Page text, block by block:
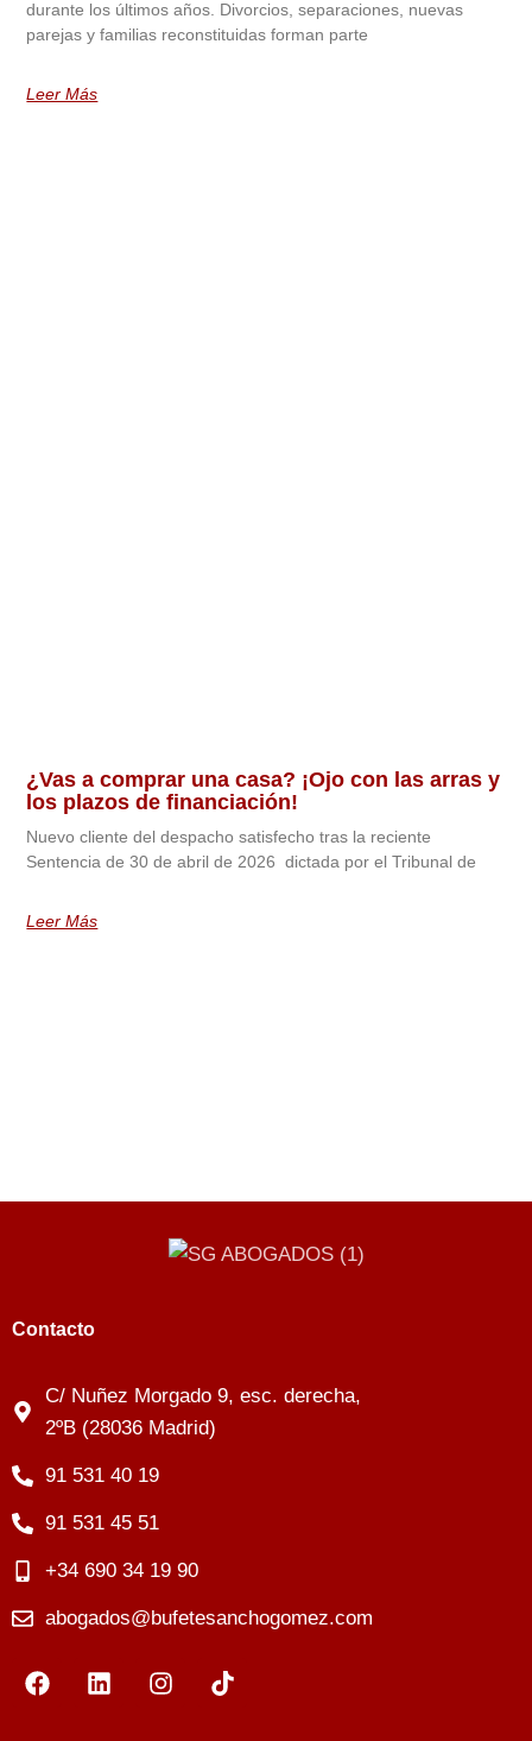
durante los últimos años. Divorcios, separaciones, nuevas
parejas y familias reconstituidas forman parte
Leer Más
¿Vas a comprar una casa? ¡Ojo con las arras y
los plazos de financiación!
Nuevo cliente del despacho satisfecho tras la reciente
Sentencia de 30 de abril de 2026 dictada por el Tribunal de
Leer Más
Contacto
C/ Nuñez Morgado 9, esc. derecha,
2ºB (28036 Madrid)
91 531 40 19
91 531 45 51
+34 690 34 19 90
abogados@bufetesanchogomez.com